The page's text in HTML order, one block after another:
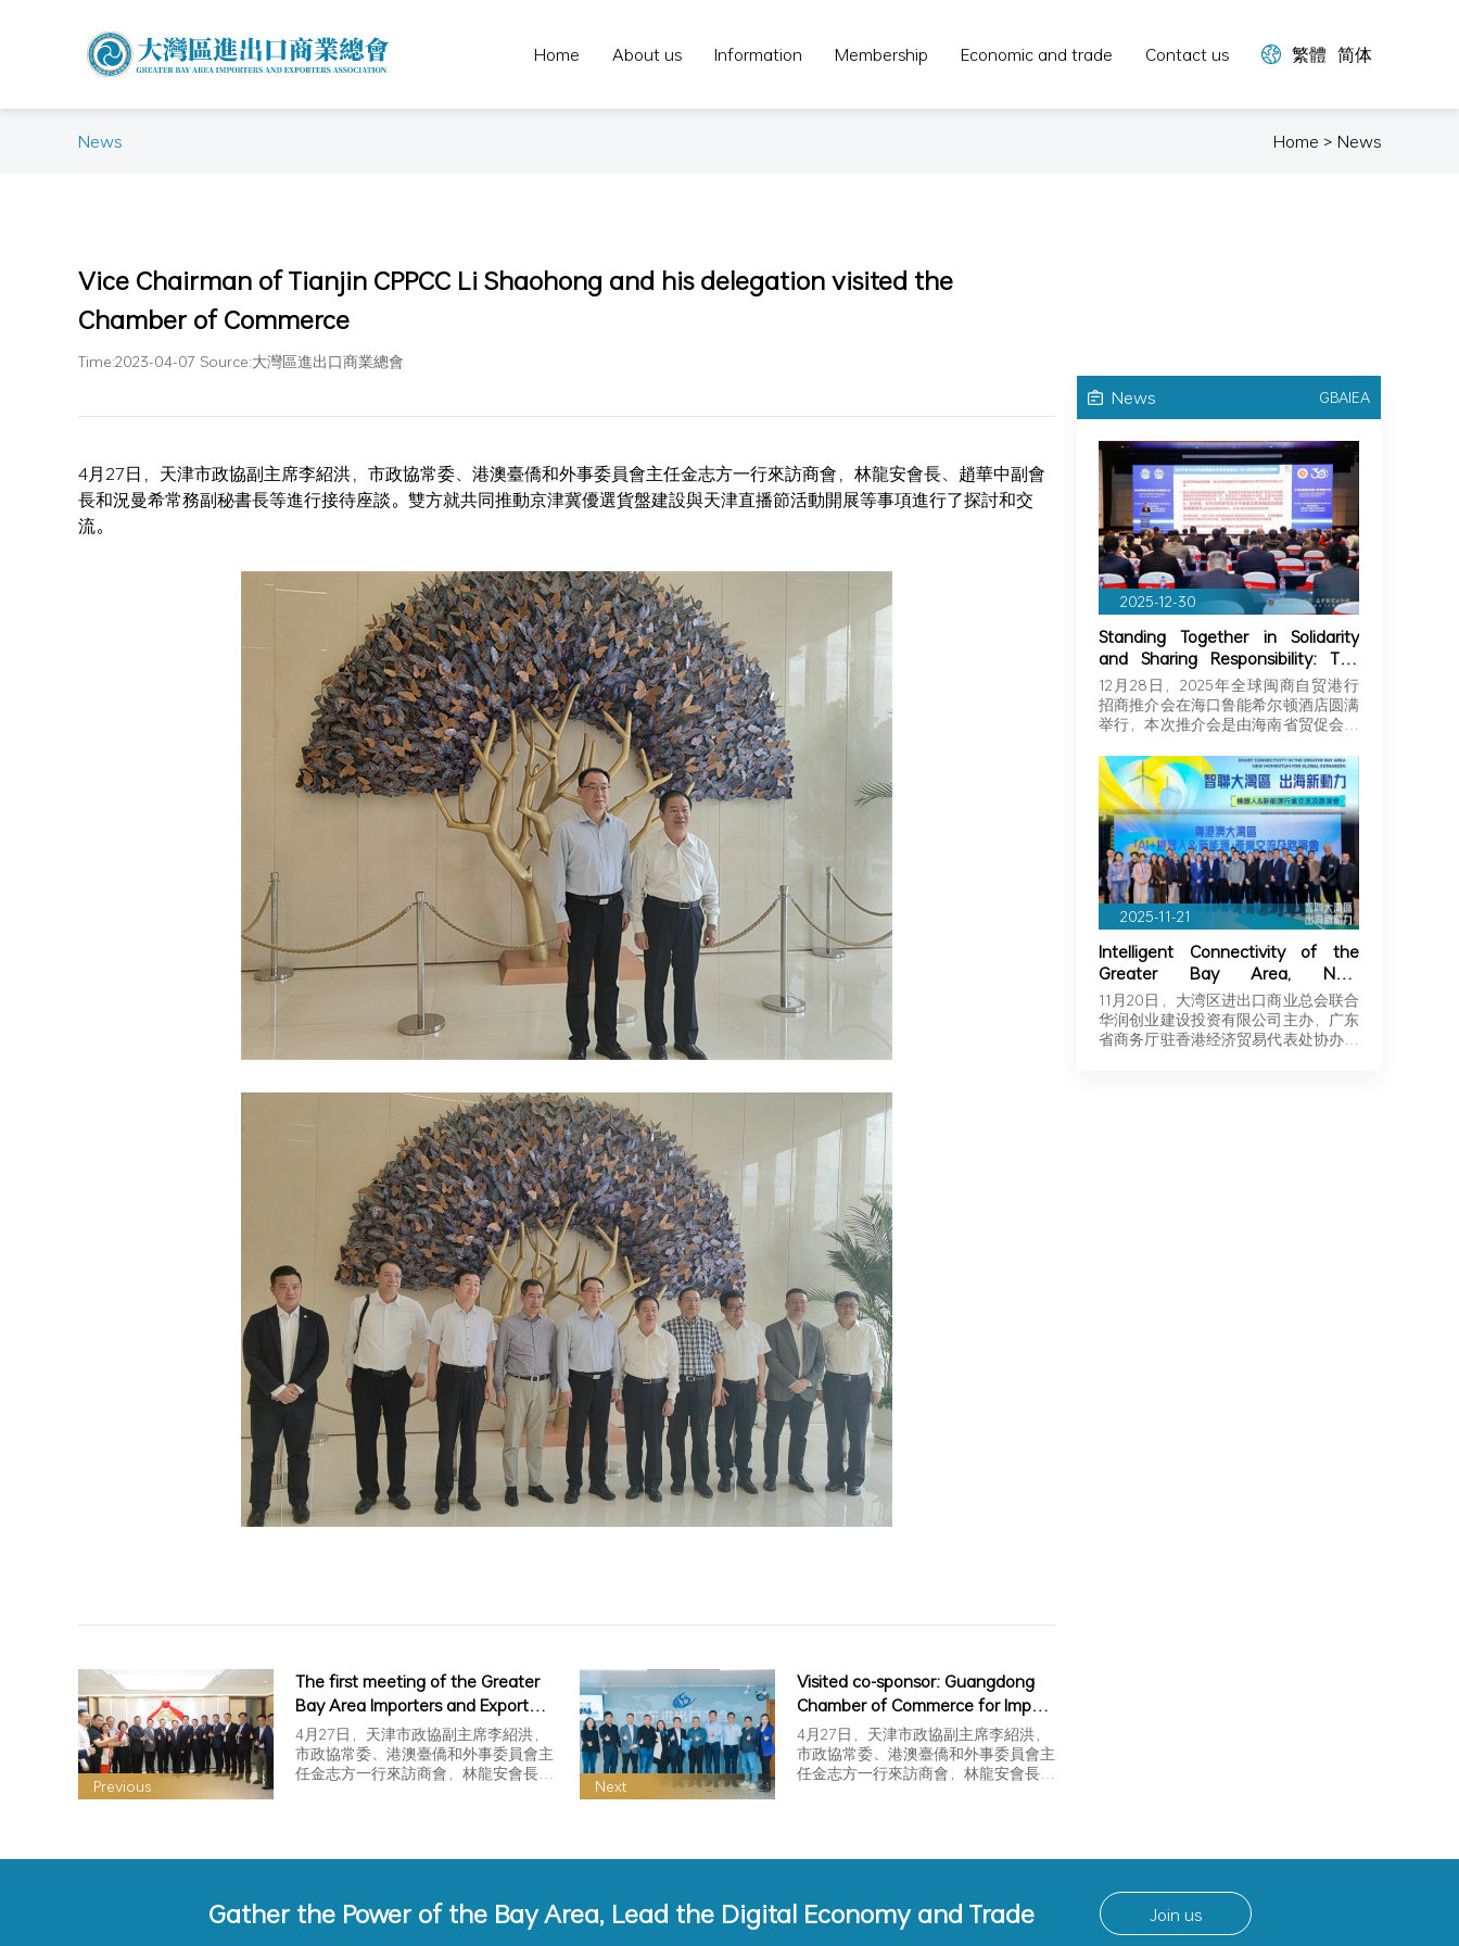
Home About us Information Membership Economic and trade Contact us 繁體 简体
News Home > News
Vice Chairman of Tianjin CPPCC Li Shaohong and his delegation visited the
Chamber of Commerce
Time:2023-04-07 Source:大灣區進出口商業總會
4月27日，天津市政協副主席李紹洪，市政協常委、港澳臺僑和外事委員會主任金志方一行來訪商會，林龍安會長、趙華中副會
長和況曼希常務副秘書長等進行接待座談。雙方就共同推動京津冀優選貨盤建設與天津直播節活動開展等事項進行了探討和交
流。
Previous
The first meeting of the Greater
Bay Area Importers and Exporters
Association was successfully held
4月27日，天津市政協副主席李紹洪，
市政協常委、港澳臺僑和外事委員會主
任金志方一行來訪商會，林龍安會長、
Next
Visited co-sponsor: Guangdong
Chamber of Commerce for Import
and Export
4月27日，天津市政協副主席李紹洪，
市政協常委、港澳臺僑和外事委員會主
任金志方一行來訪商會，林龍安會長、
News GBAIEA
2025-12-30
Standing Together in Solidarity
and Sharing Responsibility: The
Greater Bay Area Importers and
Exporters Association Explores
New Opportunities in Hainan,
Businessmen to Seize Business
Opportunities in Hainan!
12月28日，2025年全球闽商自贸港行
招商推介会在海口鲁能希尔顿酒店圆满
举行，本次推介会是由海南省贸促会和
2025-11-21
Intelligent Connectivity of the
Greater Bay Area, New
Momentum for Overseas
Expansion | Robotics & New
Energy Industry Exchange and
11月20日，大湾区进出口商业总会联合
华润创业建设投资有限公司主办，广东
省商务厅驻香港经济贸易代表处协办，
Gather the Power of the Bay Area, Lead the Digital Economy and Trade Join us